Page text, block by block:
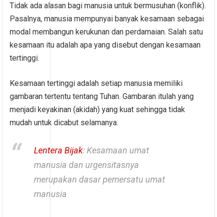
Tidak ada alasan bagi manusia untuk bermusuhan (konflik).
Pasalnya, manusia mempunyai banyak kesamaan sebagai
modal membangun kerukunan dan perdamaian. Salah satu
kesamaan itu adalah apa yang disebut dengan kesamaan
tertinggi.
Kesamaan tertinggi adalah setiap manusia memiliki
gambaran tertentu tentang Tuhan. Gambaran itulah yang
menjadi keyakinan (akidah) yang kuat sehingga tidak
mudah untuk dicabut selamanya.
Lentera Bijak: Kesamaan umat
manusia dan urgensitasnya
merupakan dasar pemersatu umat
manusia